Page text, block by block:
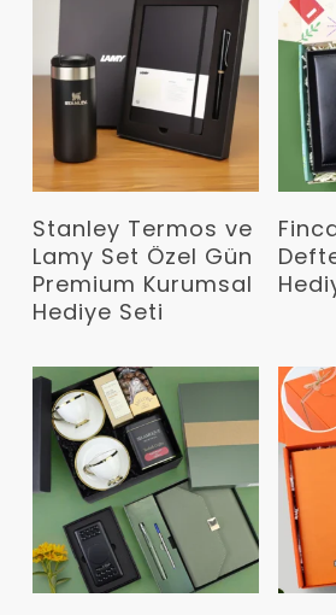
Devamını Oku
Stanley Termos ve
Lamy Set Özel Gün
Premium Kurumsal
Hediye Seti